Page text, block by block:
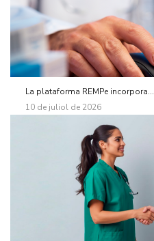
La plataforma REMPe incorpora...
10 de juliol de 2026